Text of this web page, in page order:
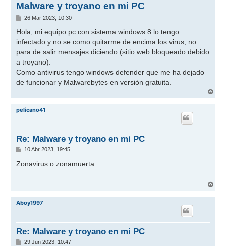
Malware y troyano en mi PC
M
n
a
j
e
26 Mar 2023, 10:30
Hola, mi equipo pc con sistema windows 8 lo tengo
infectado y no se como quitarme de encima los virus, no
para de salir mensajes diciendo (sitio web bloqueado debido
a troyano).
Como antivirus tengo windows defender que me ha dejado
de funcionar y Malwarebytes en versión gratuita.
r
pelicano41
Re: Malware y troyano en mi PC
M
n
s
10 Abr 2023, 19:45
Zonavirus o zonamuerta
r
Aboy1997
Re: Malware y troyano en mi PC
M
29 Jun 2023, 10:47